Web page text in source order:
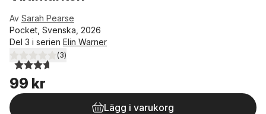
Av Sarah Pearse
Pocket, Svenska, 2026
Del 3 i serien Elin Warner
3,7utav 5 stjärnor. Totalt antal röster:
(3)
99 kr
Lägg i varukorg